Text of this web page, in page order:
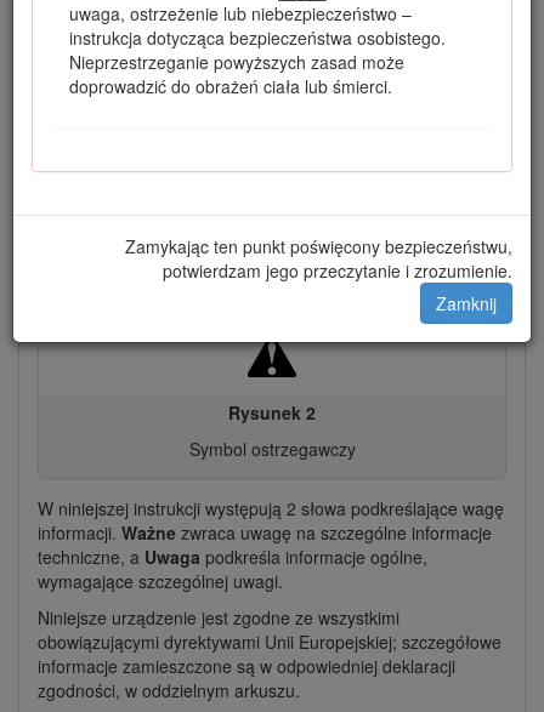
uwaga, ostrzeżenie lub niebezpieczeństwo –
instrukcja dotycząca bezpieczeństwa osobistego.
Nieprzestrzeganie powyższych zasad może
doprowadzić do obrażeń ciała lub śmierci.
Zamykając ten punkt poświęcony bezpieczeństwu,
potwierdzam jego przeczytanie i zrozumienie.
Zamknij
Rysunek 1
Niniejsza instrukcja zawiera opis potencjalnych zagrożeń, a
ostrzegawczym (Rysunek2), który sygnalizuje
niebezpieczeństwo mogące spowodować poważne
obrażenia lub śmierć w razie zlekceważenia zalecanych
środków ostrożności.
Rysunek 2
Symbol ostrzegawczy
W niniejszej instrukcji występują 2 słowa podkreślające wagę
informacji. Ważne zwraca uwagę na szczególne informacje
techniczne, a Uwaga podkreśla informacje ogólne,
wymagające szczególnej uwagi.
Niniejsze urządzenie jest zgodne ze wszystkimi
obowiązującymi dyrektywami Unii Europejskiej; szczegółowe
informacje zamieszczone są w odpowiedniej deklaracji
zgodności, w oddzielnym arkuszu.